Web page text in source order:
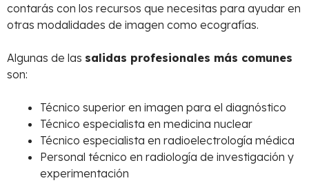
contarás con los recursos que necesitas para ayudar en
otras modalidades de imagen como ecografías.
Algunas de las salidas profesionales más comunes
son:
Técnico superior en imagen para el diagnóstico
Técnico especialista en medicina nuclear
Técnico especialista en radioelectrología médica
Personal técnico en radiología de investigación y
experimentación